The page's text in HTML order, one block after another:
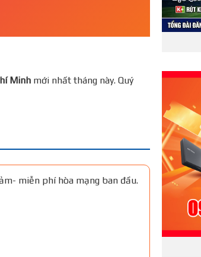
Minh mới nhất tháng này. Quý
miễn phí hòa mạng ban đầu.